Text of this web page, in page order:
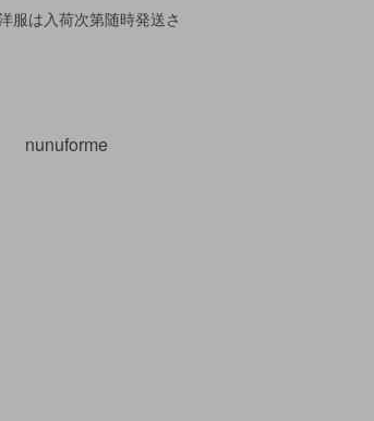
服は入荷次第随時発送さ
nunuforme